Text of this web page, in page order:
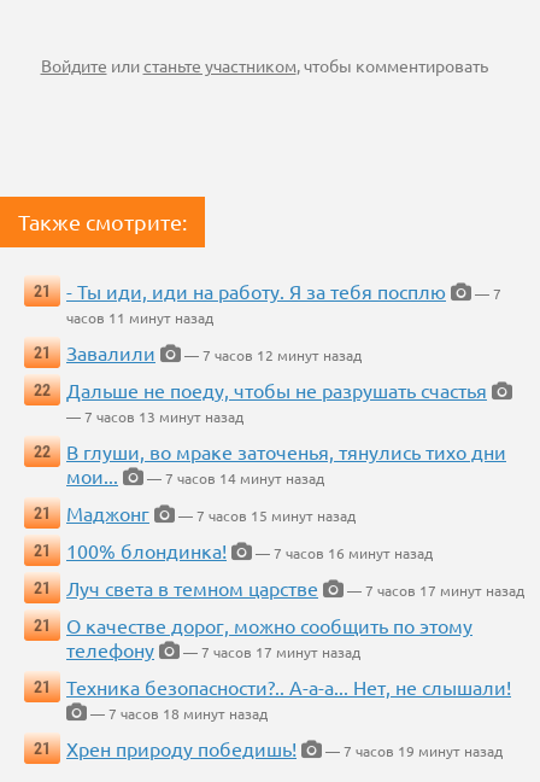
Войдите илистаньте участником, чтобы комментировать
Также смотрите:
21 - Ты иди, иди на работу. Я за тебя посплю
— 7
часов 11 минут назад
21
Завалили
— 7 часов 12 минут назад
22
Дальше не поеду, чтобы не разрушать счастья
— 7 часов 13 минут назад
22
В глуши, во мраке заточенья, тянулись тихо дни
мои...
— 7 часов 14 минут назад
21
Маджонг
— 7 часов 15 минут назад
21
100% блондинка!
— 7 часов 16 минут назад
21
Луч света в темном царстве
— 7 часов 17 минут назад
21
О качестве дорог, можно сообщить по этому
телефону
— 7 часов 17 минут назад
21
Техника безопасности?.. А-а-а... Нет, не слышали!
— 7 часов 18 минут назад
21
Хрен природу победишь! — 7 часов 19 минут назад